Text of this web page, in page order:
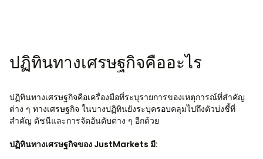
ปฏิทินทางเศรษฐกิจคืออะไร
ปฏิทินทางเศรษฐกิจคือเครื่องมือที่ระบุรายการของเหตุการณ์ที่สำคัญ
ต่าง ๆ ทางเศรษฐกิจ ในบางปฏิทินยังระบุครอบคลุมไปถึงตัวบ่งชี้ที่
สำคัญ ดัชนีและการจัดอันดับต่าง ๆ อีกด้วย
ปฏิทินทางเศรษฐกิจของ JustMarkets มี: